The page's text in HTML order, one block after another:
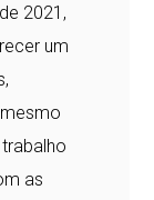
2021,
um
as